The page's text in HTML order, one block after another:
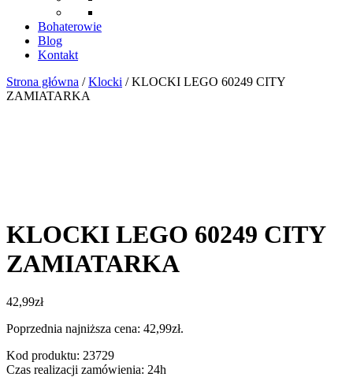
Bohaterowie
Blog
Kontakt
Strona główna /Klocki / KLOCKI LEGO 60249 CITY
ZAMIATARKA
KLOCKI LEGO 60249 CITY
ZAMIATARKA
42,99zł
Poprzednia najniższa cena: 42,99zł.
Kod produktu: 23729
Czas realizacji zamówienia: 24h